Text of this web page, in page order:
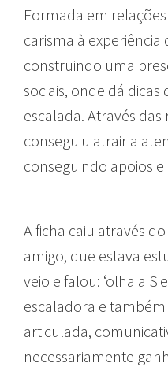
Formada em
carisma à
construindo uma
sociais, onde dá
escalada. Através das
conseguiu atrair a
conseguindo apoios
A ficha caiu através
amigo, que estava
veio e falou: ‘olha a
escaladora e
articulada,
necessariamente